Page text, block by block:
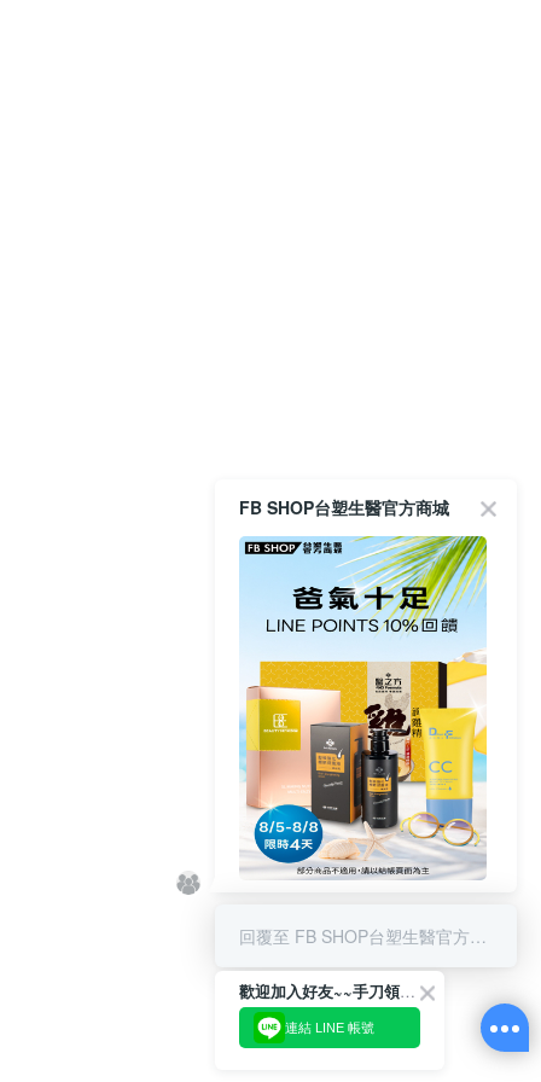
FB SHOP台塑生醫官方商城
回覆至 FB SHOP台塑生醫官方商城
歡迎加入好友~~手刀領優惠!
連結 LINE 帳號